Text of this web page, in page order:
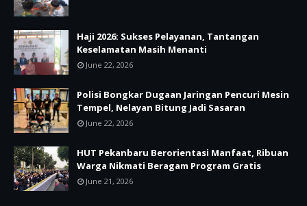
Haji 2026: Sukses Pelayanan, Tantangan
Keselamatan Masih Menanti
June 22, 2026
Polisi Bongkar Dugaan Jaringan Pencuri Mesin
Tempel, Nelayan Bitung Jadi Sasaran
June 22, 2026
HUT Pekanbaru Berorientasi Manfaat, Ribuan
Warga Nikmati Beragam Program Gratis
June 21, 2026